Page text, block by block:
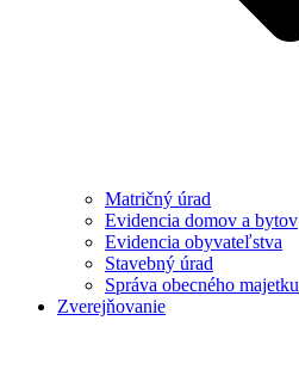
Matričný úrad
Evidencia domov a bytov
Evidencia obyvateľstva
Stavebný úrad
Správa obecného majetku
Zverejňovanie